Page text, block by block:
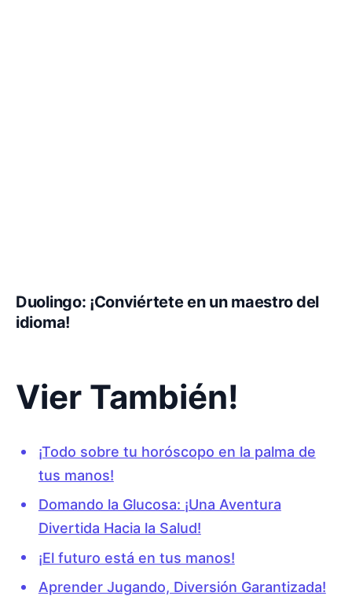
Duolingo: ¡Conviértete en un maestro del
idioma!
Vier También!
¡Todo sobre tu horóscopo en la palma de
tus manos!
Domando la Glucosa: ¡Una Aventura
Divertida Hacia la Salud!
¡El futuro está en tus manos!
Aprender Jugando, Diversión Garantizada!